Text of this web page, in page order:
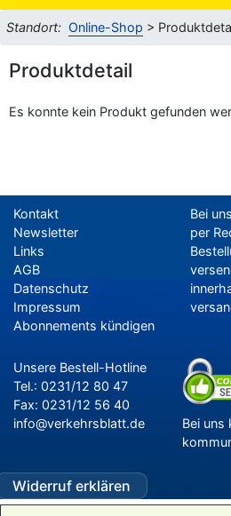
Standort: Online-Shop >
Produktdetail
Programm-Download
Es konnte kein Produkt gefunden
Kontakt
Newsletter
Links
AGB
Datenschutz
Impressum
Abonnements kündigen
Bei
per
Unsere Bestell-Hotline
Tel.: 0231/12 80 47
Fax: 0231/12 56 40
info@verkehrsblatt.de
Bei uns
Widerruf erklären